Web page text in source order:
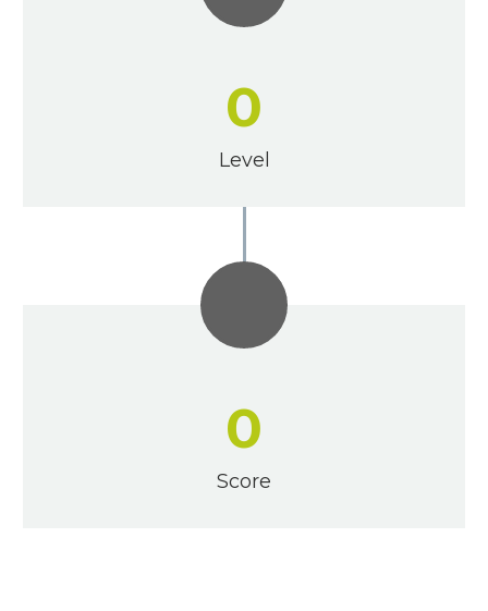
0
Level
0
Score